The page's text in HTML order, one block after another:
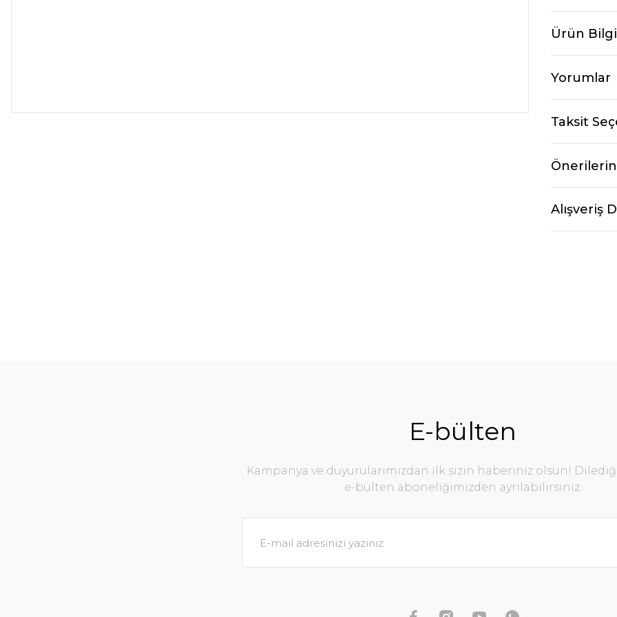
Ürün
Yorumlar
Taksit
Alışveriş
E-bülten
Kampanya ve duyurularımızdan ilk sizin haberiniz olsun!
e-bülten aboneliğimizden ayrılabilirsiniz.